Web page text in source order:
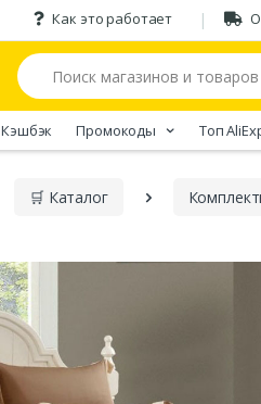
Как это работает
Кэшбэк Промокоды Tоп
🛒 Каталог